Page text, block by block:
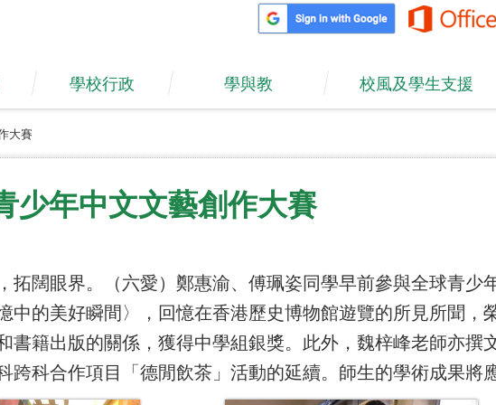
學校行政 學與教 校風及學生支援
大賽
少年中文文藝創作大賽
闊眼界。（六愛）鄭惠渝、傅珮姿同學早前參與全球青少
的美好瞬間〉，回憶在香港歷史博物館遊覽的所見所聞，
籍出版的關係，獲得中學組銀獎。此外，魏梓峰老師亦撰
科合作項目「德閒飲茶」活動的延續。師生的學術成果將